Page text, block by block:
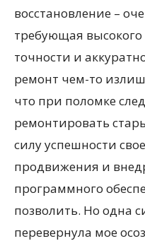
восстановление –
требующая
точности и
ремонт чем-то
что при поломке
ремонтировать
силу успешности
продвижения и
программного
позволить. Но одна
перевернула мое